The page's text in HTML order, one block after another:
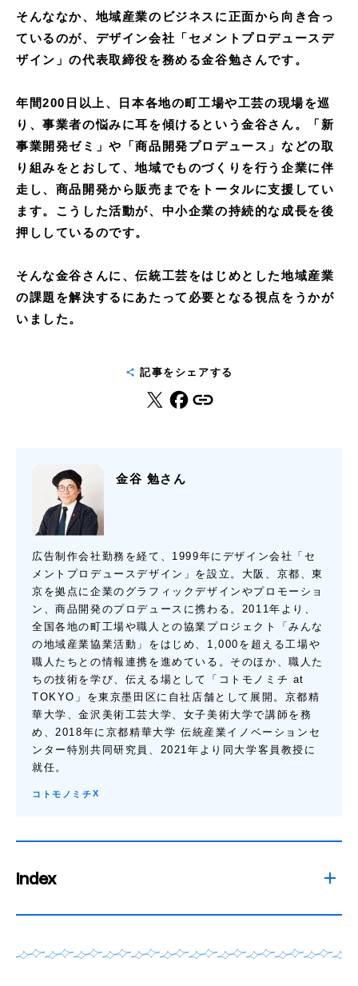
そんななか、地域産業のビジネスに正面から向き合っ
ているのが、デザイン会社「セメントプロデュースデ
ザイン」の代表取締役を務める金谷勉さんです。
年間200日以上、日本各地の町工場や工芸の現場を巡
り、事業者の悩みに耳を傾けるという金谷さん。「新
事業開発ゼミ」や「商品開発プロデュース」などの取
り組みをとおして、地域でものづくりを行う企業に伴
走し、商品開発から販売までをトータルに支援してい
ます。こうした活動が、中小企業の持続的な成長を後
押ししているのです。
そんな金谷さんに、伝統工芸をはじめとした地域産業
の課題を解決するにあたって必要となる視点をうかが
いました。
記事をシェアする
金谷 勉さん
広告制作会社勤務を経て、1999年にデザイン会社「セ
メントプロデュースデザイン」を設立。大阪、京都、東
京を拠点に企業のグラフィックデザインやプロモーショ
ン、商品開発のプロデュースに携わる。2011年より、
全国各地の町工場や職人との協業プロジェクト「みんな
の地域産業協業活動」をはじめ、1,000を超える工場や
職人たちとの情報連携を進めている。そのほか、職人た
ちの技術を学び、伝える場として「コトモノミチ at
TOKYO」を東京墨田区に自社店舗として展開。京都精
華大学、金沢美術工芸大学、女子美術大学で講師を務
め、2018年に京都精華大学 伝統産業イノベーションセ
ンター特別共同研究員、2021年より同大学客員教授に
就任。
コトモノミチX
Index